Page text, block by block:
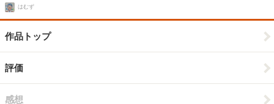
はむず
作品トップ
評価
感想